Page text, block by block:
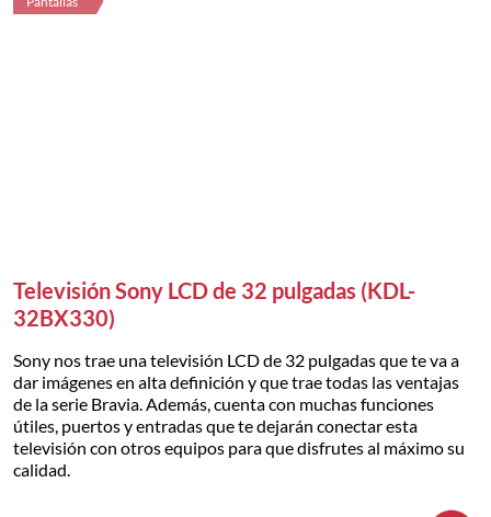
Televisión Sony LCD de 32 pulgadas (KDL-
32BX330)
Sony nos trae una televisión LCD de 32 pulgadas que te va a
dar imágenes en alta definición y que trae todas las ventajas
de la serie Bravia. Además, cuenta con muchas funciones
útiles, puertos y entradas que te dejarán conectar esta
televisión con otros equipos para que disfrutes al máximo su
calidad.